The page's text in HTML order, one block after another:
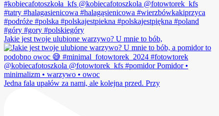
Jakie jest twoje ulubione warzywo? U mnie to bób,
Jedna fala upałów za nami, ale kolejna przed. Przy